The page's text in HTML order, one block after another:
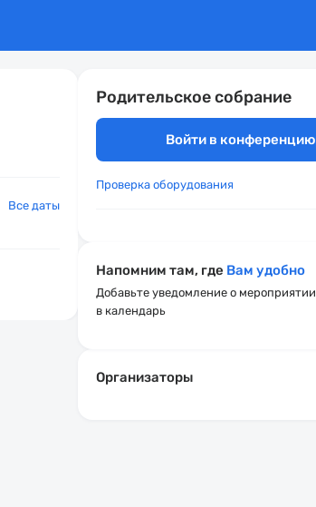
Все даты
Родительское собрание
Войти в конференцию
Проверка оборудования
Напомним там, где Вам удобно
Добавьте уведомление о мероприятии
в календарь
Организаторы